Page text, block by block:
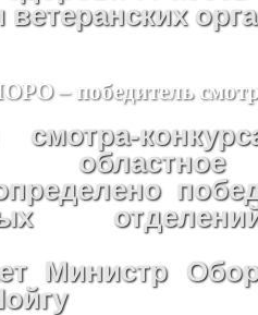
– победитель
областное
Министр